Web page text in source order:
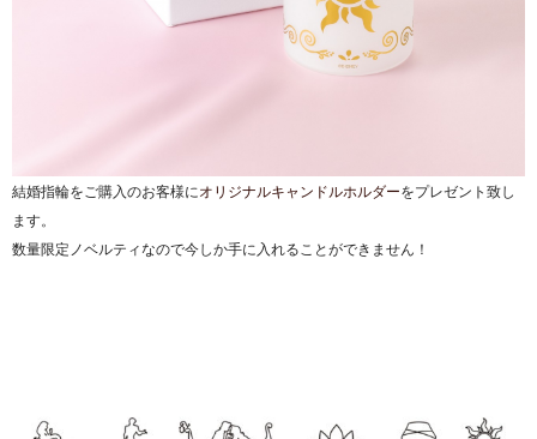
結婚指輪をご購入のお客様にオリジナルキャンドルホルダーをプレゼント致し
ます。
数量限定ノベルティなので今しか手に入れることができません！